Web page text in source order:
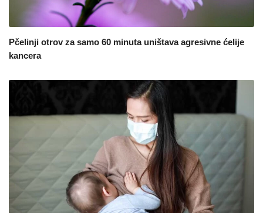
Pčelinji otrov za samo 60 minuta uništava agresivne ćelije
kancera